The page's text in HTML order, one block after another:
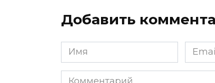
Добавить
Имя
*
Email
*
Комментарий